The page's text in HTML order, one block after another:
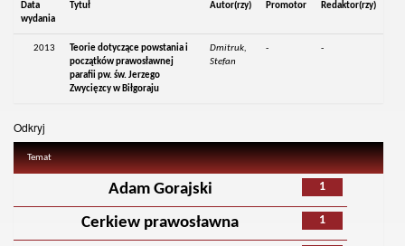
Data
wydania
Tytuł Autor(rzy) Promotor Redaktor(rzy)
2013
Teorie dotyczące powstania i
początków prawosławnej
parafii pw. św. Jerzego
Zwycięzcy w Biłgoraju
Dmitruk,
Stefan
- -
Odkryj
Temat
1
Adam Gorajski
1
Cerkiew prawosławna